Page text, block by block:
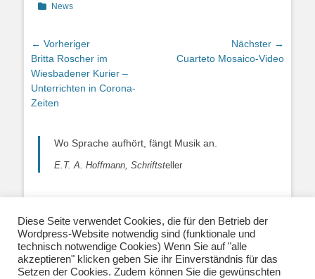
Kategorien
News
Beitragsnavigation
← Vorheriger
Vorheriger
Beitrag:
Britta Roscher im
Wiesbadener Kurier –
Unterrichten in Corona-
Zeiten
Nächster →
Nächster
Cuarteto Mosaico-Video
Wo Sprache aufhört, fängt Musik an.
E.T. A. Hoffmann, Schriftsteller
Über uns|Impressum|Datenschutzerklärung|
Kontakt|Newsletter| E-Mail:
info@musiklehrernetzwerk.de
Diese Seite verwendet Cookies, die für den Betrieb der
Wordpress-Website notwendig sind (funktionale und
technisch notwendige Cookies) Wenn Sie auf "alle
akzeptieren" klicken geben Sie ihr Einverständnis für das
Setzen der Cookies. Zudem können Sie die gewünschten